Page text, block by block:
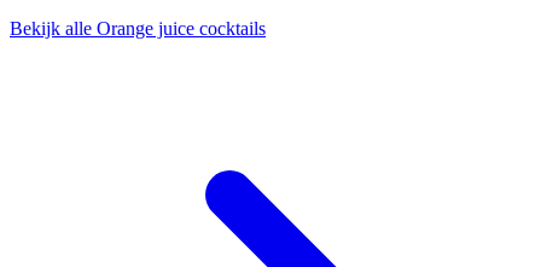
Bekijk alle Orange juice cocktails